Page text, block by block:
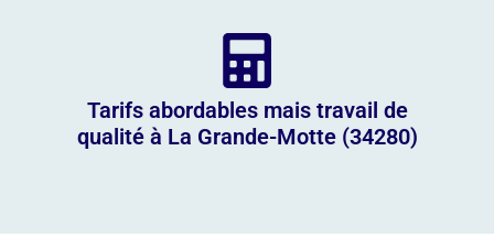
Tarifs abordables mais travail de
qualité à La Grande-Motte (34280)